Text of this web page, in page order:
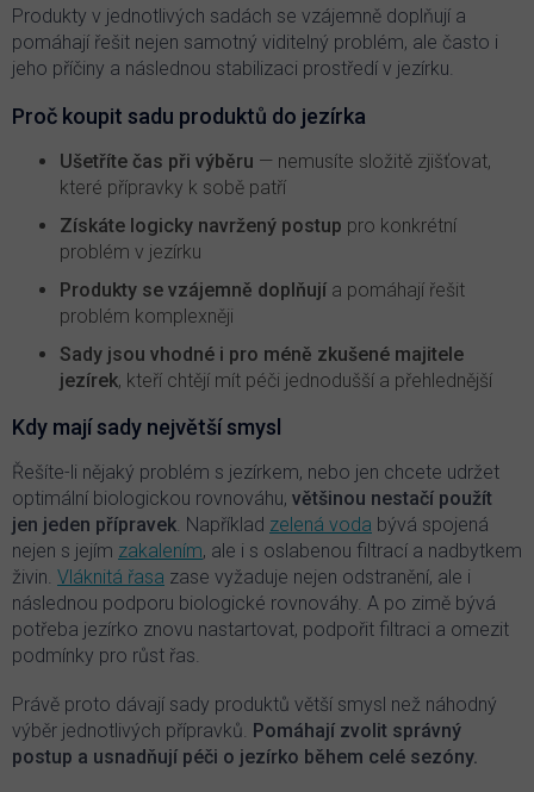
v
ý
p
i
u
Produkty v jednotlivých sadách se vzájemně doplňují a
pomáhají řešit nejen samotný viditelný problém, ale často i
jeho příčiny a následnou stabilizaci prostředí v jezírku.
Proč koupit sadu produktů do jezírka
Ušetříte čas při výběru — nemusíte složitě zjišťovat,
které přípravky k sobě patří
Získáte logicky navržený postup pro konkrétní
problém v jezírku
Produkty se vzájemně doplňují a pomáhají řešit
problém komplexněji
Sady jsou vhodné i pro méně zkušené majitele
jezírek, kteří chtějí mít péči jednodušší a přehlednější
Kdy mají sady největší smysl
Řešíte-li nějaký problém s jezírkem, nebo jen chcete udržet
optimální biologickou rovnováhu, většinou nestačí použít
jen jeden přípravek. Například zelená voda bývá spojená
nejen s jejím zakalením, ale i s oslabenou filtrací a nadbytkem
živin. Vláknitá řasa zase vyžaduje nejen odstranění, ale i
následnou podporu biologické rovnováhy. A po zimě bývá
potřeba jezírko znovu nastartovat, podpořit filtraci a omezit
podmínky pro růst řas.
Právě proto dávají sady produktů větší smysl než náhodný
výběr jednotlivých přípravků. Pomáhají zvolit správný
postup a usnadňují péči o jezírko během celé sezóny.